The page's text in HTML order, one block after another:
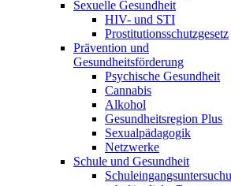
Sexuelle Gesundheit
HIV- und STI
Prostitutionsschutzgesetz
Prävention und
Gesundheitsförderung
Psychische Gesundheit
Cannabis
Alkohol
Gesundheitsregion Plus
Sexualpädagogik
Netzwerke
Schule und Gesundheit